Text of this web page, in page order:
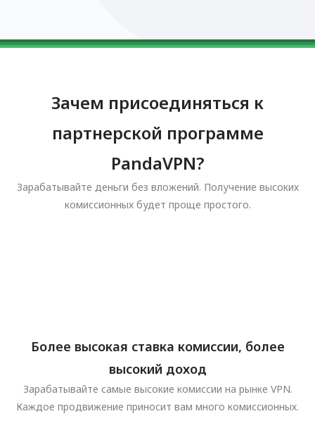
Зачем присоединяться к
партнерской программе
PandaVPN?
Зарабатывайте деньги без вложений. Получение высоких
комиссионных будет проще простого.
Более высокая ставка комиссии, более
высокий доход
Зарабатывайте самые высокие комиссии на рынке VPN.
Каждое продвижение приносит вам много комиссионных.